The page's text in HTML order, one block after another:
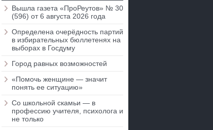
Вышла газета «ПроРеутов» № 30
(596) от 6 августа 2026 года
Определена очерёдность партий
в избирательных бюллетенях на
выборах в Госдуму
Город равных возможностей
«Помочь женщине — значит
понять ее ситуацию»
Со школьной скамьи — в
профессию учителя, психолога и
не только